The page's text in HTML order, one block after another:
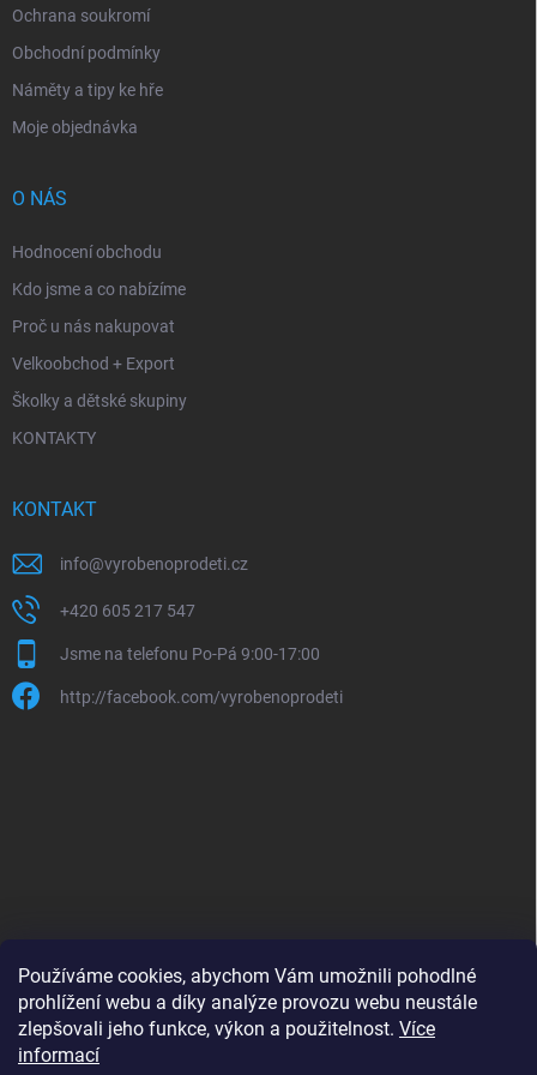
Používáme cookies, abychom Vám umožnili pohodlné
prohlížení webu a díky analýze provozu webu neustále
zlepšovali jeho funkce, výkon a použitelnost. Více
informací
Ochrana soukromí
Obchodní podmínky
Náměty a tipy ke hře
Moje objednávka
O NÁS
Hodnocení obchodu
Kdo jsme a co nabízíme
Proč u nás nakupovat
Velkoobchod + Export
Školky a dětské skupiny
KONTAKTY
KONTAKT
info@vyrobenoprodeti.cz
+420 605 217 547
Jsme na telefonu Po-Pá 9:00-17:00
http://facebook.com/vyrobenoprodeti
B2B shop pro obchodníky - www.krokido.cz